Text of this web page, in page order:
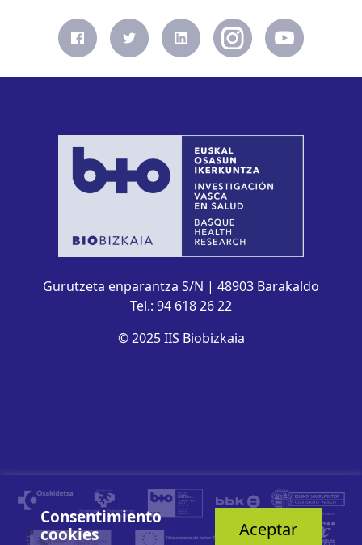
Gurutzeta enparantza S/N | 48903 Barakaldo
Tel.: 94 618 26 22
© 2025 IIS Biobizkaia
Consentimiento
cookies
Aceptar